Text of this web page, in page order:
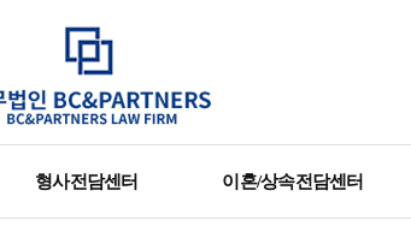
형사전담센터 이혼/상속전담센터